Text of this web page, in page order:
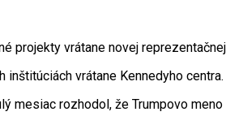
projekty vrátane novej
vrátane Kennedyho centra.
mesiac rozhodol, že Trumpovo